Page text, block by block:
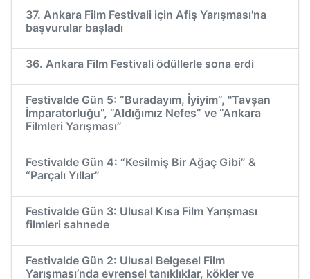
37. Ankara Film Festivali için Afiş Yarışması'na
başvurular başladı
36. Ankara Film Festivali ödüllerle sona erdi
Festivalde Gün 5: “Buradayım, İyiyim”, "Tavşan
İmparatorluğu”, “Aldığımız Nefes” ve “Ankara
Filmleri Yarışması”
Festivalde Gün 4: “Kesilmiş Bir Ağaç Gibi” &
“Parçalı Yıllar”
Festivalde Gün 3: Ulusal Kısa Film Yarışması
filmleri sahnede
Festivalde Gün 2: Ulusal Belgesel Film
Yarışması’nda evrensel tanıklıklar, kökler ve